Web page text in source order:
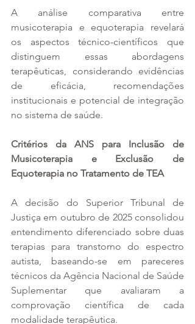
A análise comparativa entre
musicoterapia e equoterapia revelará
os aspectos técnico-científicos que
distinguem essas abordagens
terapêuticas, considerando evidências
de eficácia, recomendações
institucionais e potencial de integração
no sistema de saúde.
Critérios da ANS para Inclusão de
Musicoterapia e Exclusão de
Equoterapia no Tratamento de TEA
A decisão do Superior Tribunal de
Justiça em outubro de 2025 consolidou
entendimento diferenciado sobre duas
terapias para transtorno do espectro
autista, baseando-se em pareceres
técnicos da Agência Nacional de Saúde
Suplementar que avaliaram a
comprovação científica de cada
modalidade terapêutica.